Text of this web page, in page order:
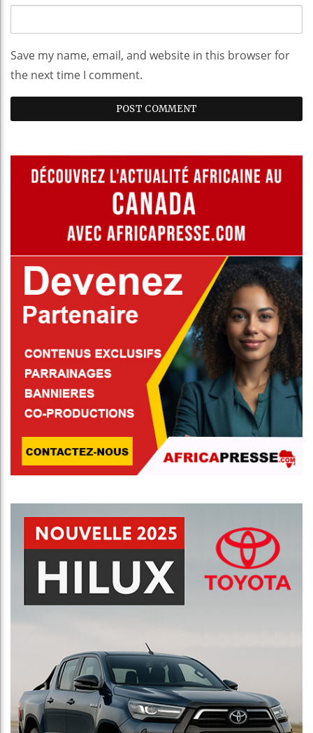
Save my name, email, and website in this browser for
the next time I comment.